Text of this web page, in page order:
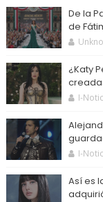
De la
de
¿Katy
I-
I-
Así es